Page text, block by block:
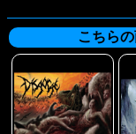
こちら